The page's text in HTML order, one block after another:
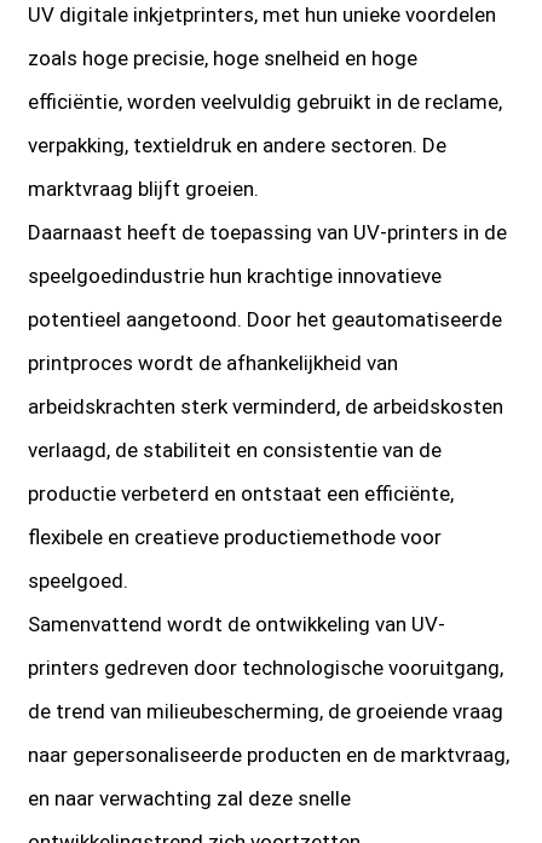
UV digitale inkjetprinters, met hun unieke voordelen
zoals hoge precisie, hoge snelheid en hoge
efficiëntie, worden veelvuldig gebruikt in de reclame,
verpakking, textieldruk en andere sectoren. De
marktvraag blijft groeien.
Daarnaast heeft de toepassing van UV-printers in de
speelgoedindustrie hun krachtige innovatieve
potentieel aangetoond. Door het geautomatiseerde
printproces wordt de afhankelijkheid van
arbeidskrachten sterk verminderd, de arbeidskosten
verlaagd, de stabiliteit en consistentie van de
productie verbeterd en ontstaat een efficiënte,
flexibele en creatieve productiemethode voor
speelgoed.
Samenvattend wordt de ontwikkeling van UV-
printers gedreven door technologische vooruitgang,
de trend van milieubescherming, de groeiende vraag
naar gepersonaliseerde producten en de marktvraag,
en naar verwachting zal deze snelle